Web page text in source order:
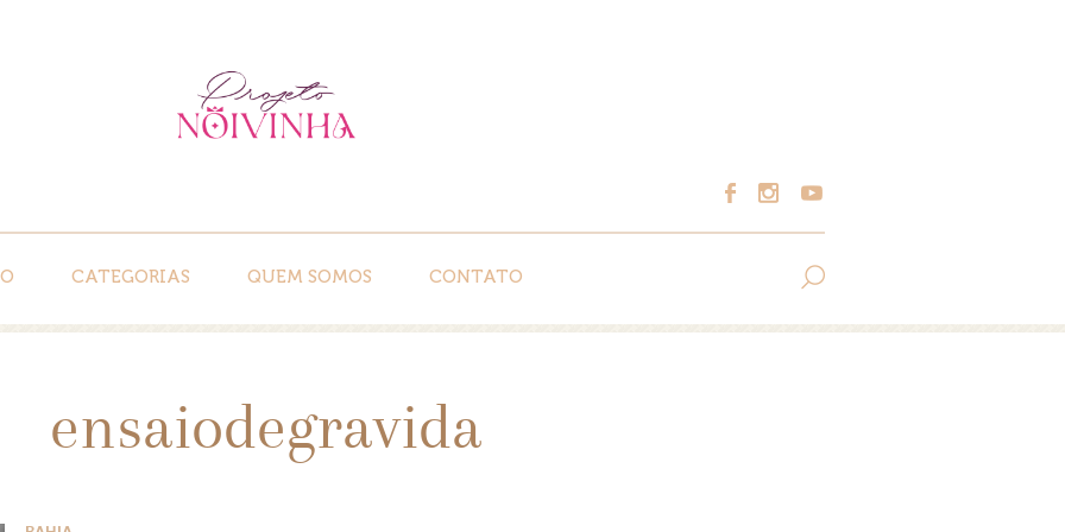
CATEGORIAS QUEM SOMOS CONTATO
ensaiodegravida